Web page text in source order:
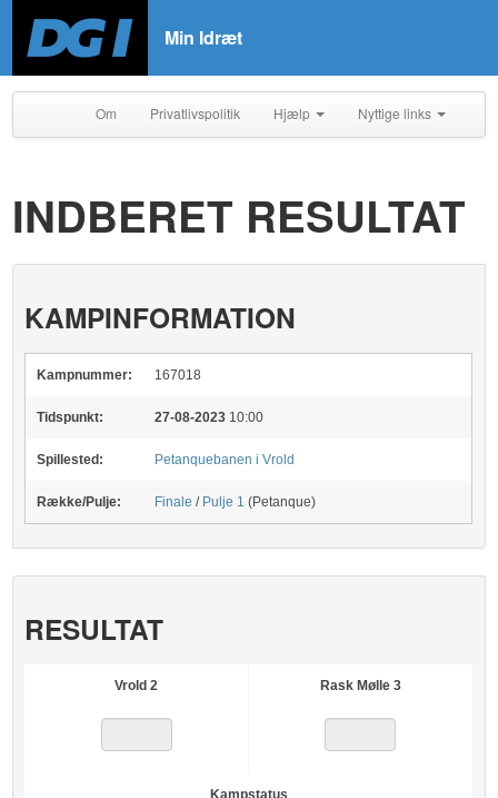
Min Idræt
Om Privatlivspolitik Hjælp Nyttige links
INDBERET RESULTAT
KAMPINFORMATION
Kampnummer: 167018
Tidspunkt: 27-08-2023 10:00
Spillested: Petanquebanen i Vrold
Række/Pulje: Finale/ Pulje 1(Petanque)
RESULTAT
Vrold 2
Kampstatus
Rask Mølle 3